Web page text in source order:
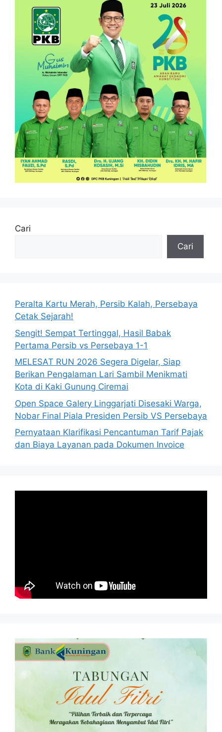
Cari
Cari
Peralta Kartu Merah, Persib Kalah, Persebaya
Cetak Sejarah!
Sengit! Sempat Tertinggal, Hasil Babak
Pertama Persib vs Persebaya 1-1
MELESAT RUN 2026 Segera Digelar, Siap
Berikan Pengalaman Lari Sambil Menikmati
Kota di Kaki Gunung Ciremai
Open Space Galery Linggarjati Disesaki Warga,
Nobar Final Piala Presiden Persib VS Persebaya
Pernyataan Klarifikasi Pencantuman Tarif Pajak
dan Biaya Layanan pada Dokumen Invoice